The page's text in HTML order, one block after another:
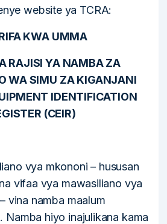
website ya TCRA:
KWA UMMA
RAJISI YA NAMBA ZA
WA SIMU ZA KIGANJANI
IDENTIFICATION
(CEIR)
vya mkononi – hususan
vifaa vya mawasiliano vya
vina namba maalum
Namba hiyo inajulikana kama